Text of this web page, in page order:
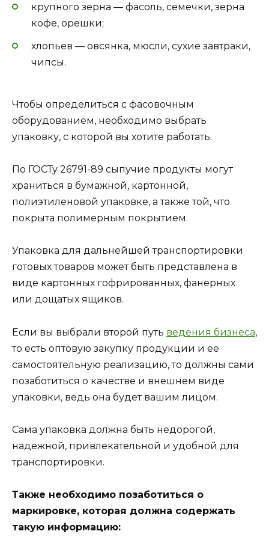
крупного зерна — фасоль, семечки, зерна
кофе, орешки;
хлопьев — овсянка, мюсли, сухие завтраки,
чипсы.
Чтобы определиться с фасовочным
оборудованием, необходимо выбрать
упаковку, с которой вы хотите работать.
По ГОСТу 26791-89 сыпучие продукты могут
храниться в бумажной, картонной,
полиэтиленовой упаковке, а также той, что
покрыта полимерным покрытием.
Упаковка для дальнейшей транспортировки
готовых товаров может быть представлена в
виде картонных гофрированных, фанерных
или дощатых ящиков.
Если вы выбрали второй путь ведения бизнеса,
то есть оптовую закупку продукции и ее
самостоятельную реализацию, то должны сами
позаботиться о качестве и внешнем виде
упаковки, ведь она будет вашим лицом.
Сама упаковка должна быть недорогой,
надежной, привлекательной и удобной для
транспортировки.
Также необходимо позаботиться о
маркировке, которая должна содержать
такую информацию: